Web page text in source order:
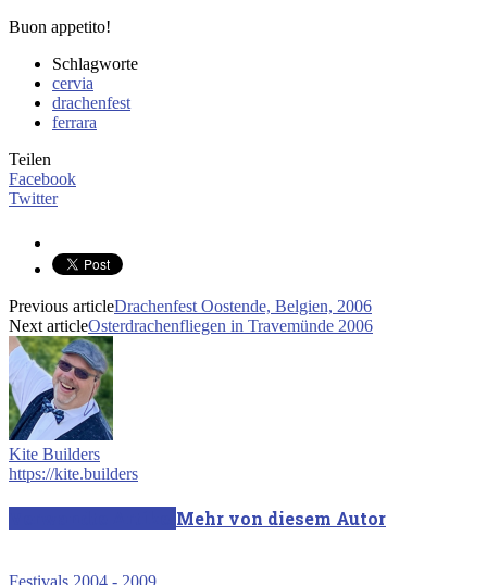
Buon appetito!
Schlagworte
cervia
drachenfest
ferrara
Teilen
Facebook
Twitter
Previous articleDrachenfest Oostende, Belgien, 2006
Next articleOsterdrachenfliegen in Travemünde 2006
Kite Builders
https://kite.builders
Mehr von diesem Autor
Festivals 2004 - 2009